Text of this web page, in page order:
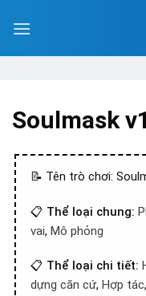
Soulmask
📝 Tên trò chơi:
📋 Thể loại chung:
vai, Mô phỏng
📋 Thể loại chi tiết:
dựng căn cứ, Hợp tác,